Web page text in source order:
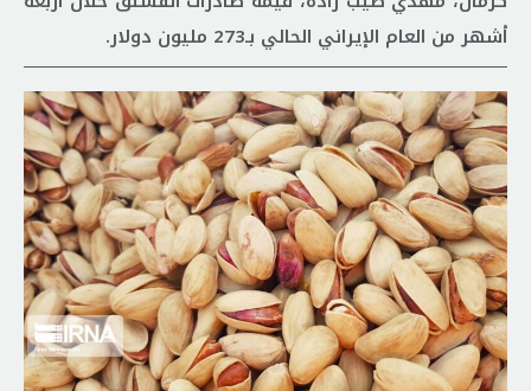
أشهر من العام الإيراني الحالي بـ273 مليون دولار.